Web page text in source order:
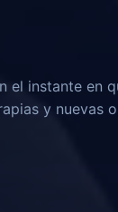
el instante en
y nuevas